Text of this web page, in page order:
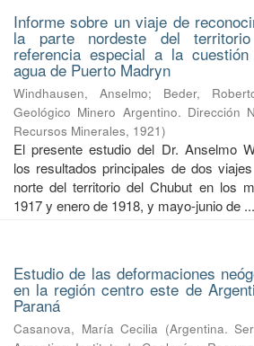
Informe sobre un viaje de
la parte nordeste del
referencia especial a la
agua de Puerto Madryn
Windhausen, Anselmo; Beder,
Geológico Minero Argentino. Dirección
Recursos Minerales, 1921)
El presente estudio del Dr. Anselmo
los resultados principales de dos
norte del territorio del Chubut en los
1917 y enero de 1918, y mayo-junio de ...
Estudio de las deformaciones
en la región centro este de
Paraná
Casanova, María Cecilia (Argentina.